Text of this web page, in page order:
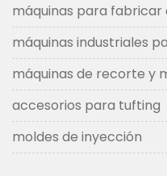
máquinas para
máquinas industriales
máquinas de recorte y
accesorios para tufting
moldes de inyección